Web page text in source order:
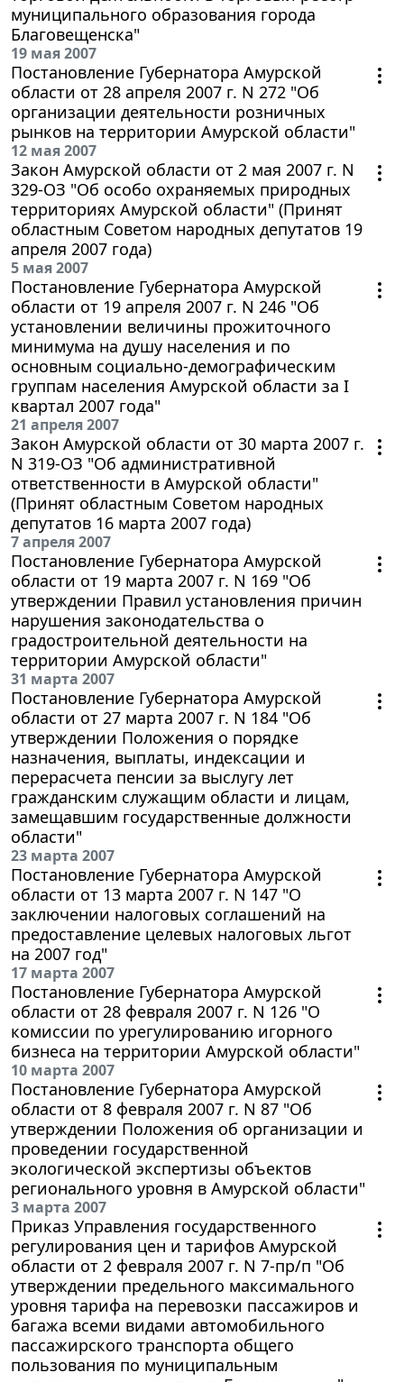
муниципального образования города
Благовещенска"
19 мая 2007
Постановление Губернатора Амурской
области от 28 апреля 2007 г. N 272 "Об
организации деятельности розничных
рынков на территории Амурской области"
12 мая 2007
Закон Амурской области от 2 мая 2007 г. N
329-ОЗ "Об особо охраняемых природных
территориях Амурской области" (Принят
областным Советом народных депутатов 19
апреля 2007 года)
5 мая 2007
Постановление Губернатора Амурской
области от 19 апреля 2007 г. N 246 "Об
установлении величины прожиточного
минимума на душу населения и по
основным социально-демографическим
группам населения Амурской области за I
квартал 2007 года"
21 апреля 2007
Закон Амурской области от 30 марта 2007 г.
N 319-ОЗ "Об административной
ответственности в Амурской области"
(Принят областным Советом народных
депутатов 16 марта 2007 года)
7 апреля 2007
Постановление Губернатора Амурской
области от 19 марта 2007 г. N 169 "Об
утверждении Правил установления причин
нарушения законодательства о
градостроительной деятельности на
территории Амурской области"
31 марта 2007
Постановление Губернатора Амурской
области от 27 марта 2007 г. N 184 "Об
утверждении Положения о порядке
назначения, выплаты, индексации и
перерасчета пенсии за выслугу лет
гражданским служащим области и лицам,
замещавшим государственные должности
области"
23 марта 2007
Постановление Губернатора Амурской
области от 13 марта 2007 г. N 147 "О
заключении налоговых соглашений на
предоставление целевых налоговых льгот
на 2007 год"
17 марта 2007
Постановление Губернатора Амурской
области от 28 февраля 2007 г. N 126 "О
комиссии по урегулированию игорного
бизнеса на территории Амурской области"
10 марта 2007
Постановление Губернатора Амурской
области от 8 февраля 2007 г. N 87 "Об
утверждении Положения об организации и
проведении государственной
экологической экспертизы объектов
регионального уровня в Амурской области"
3 марта 2007
Приказ Управления государственного
регулирования цен и тарифов Амурской
области от 2 февраля 2007 г. N 7-пр/п "Об
утверждении предельного максимального
уровня тарифа на перевозки пассажиров и
багажа всеми видами автомобильного
пассажирского транспорта общего
пользования по муниципальным